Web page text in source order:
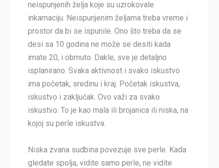
neispunjenih želja koje su uzrokovale
inkarnaciju. Neispunjenim željama treba vreme i
prostor da bi se ispunile. Ono što treba da se
desi sa 10 godina ne može se desiti kada
imate 20, i obrnuto. Dakle, sve je detaljno
isplanirano. Svaka aktivnost i svako iskustvo
ima početak, sredinu i kraj. Početak iskustva,
iskustvo i zaključak. Ovo važi za svako
iskustvo. To je kao mala ili brojanica ili niska, na
kojoj su perle iskustva.
Niska zvana sudbina povezuje sve perle. Kada
gledate spolja, vidite samo perle, ne vidite